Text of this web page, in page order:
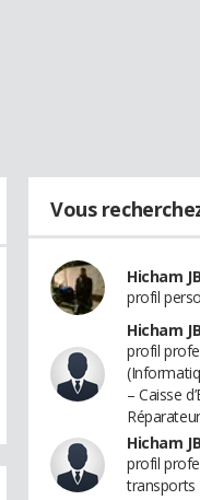
Vous
Hicham
profil
Hicham
profil
– Caisse
Réparateur
Hicham
profil
transports